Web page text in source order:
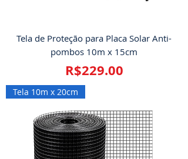
Tela de Proteção para Placa Solar Anti-
pombos 10m x 15cm
Price
R$229.00
Tela 10m x 20cm